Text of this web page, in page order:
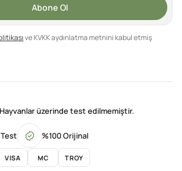
Abone Ol
ve KVKK aydınlatma metnini kabul etmiş
Hayvanlar üzerinde test edilmemiştir.
%100 Orijinal
VISA MC TROY